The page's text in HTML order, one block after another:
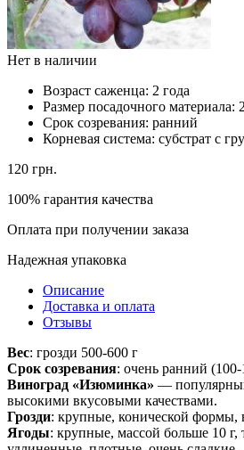
Нет в наличии
Возраст саженца: 2 года
Размер посадочного материала:
Срок созревания: ранний
Корневая система: субстрат с
120 грн.
100% гарантия качества
Оплата при получении заказа
Надежная упаковка
Описание
Доставка и оплата
Отзывы
Вес: грозди 500-600 г
Срок созревания: очень ранний
Виноград «Изюминка» —
высокими вкусовыми качествами.
Грозди: крупные, конической формы,
Ягоды: крупные, массой больше 10 г,